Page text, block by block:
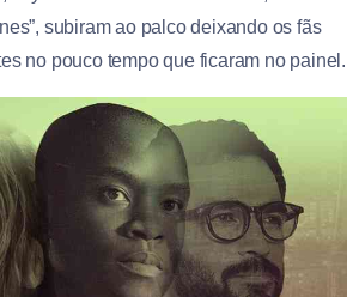
subiram ao palco deixando os fãs
no pouco tempo que ficaram no painel.